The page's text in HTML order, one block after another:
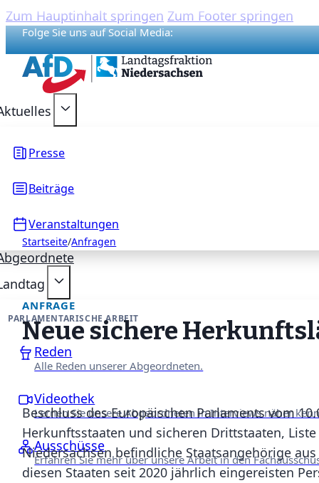
Zum Hauptinhalt springen Zum Footer springen
Folge Sie uns auf Social Media:
{acf_social_media_plattform}
{acf_social_media_plattform}
{acf_social_media_plattform}
{acf_social_media_plattform}
{acf_social_media_plattform}
Presse
Beiträge
Veranstaltungen
PARLAMENTARISCHE ARBEIT
Reden
Alle Reden unserer Abgeordneten.
Videothek
Lernen Sie unsere Abgeordneten in Interviews näher
Ausschüsse
Erfahren Sie mehr über unsere Arbeit in den
Startseite/Anfragen
ANFRAGE
Neue sichere
Beschluss des Europäischen Parlaments vom
Herkunftsstaaten und sicheren Drittstaaten,
Niedersachsen befindliche Staatsangehörige
diesen Staaten seit 2020 jährlich eingereisten